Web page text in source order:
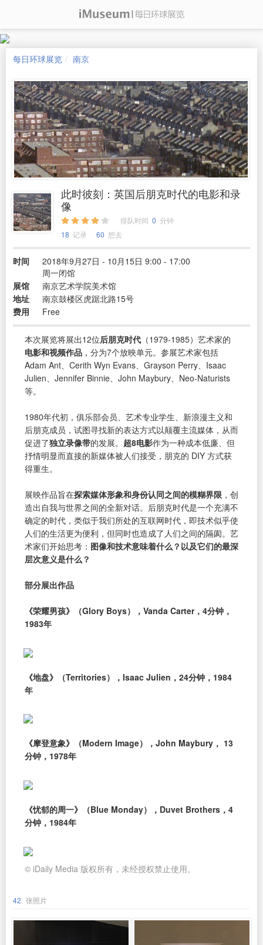
每日环球展览 南京
此时彼刻：英国后朋克时代的电影和录
像
排队时间 0 分钟
18 记录 60 想去
时间
2018年9月27日 - 10月15日 9:00 - 17:00
周一闭馆
展馆
南京艺术学院美术馆
地址
南京鼓楼区虎踞北路15号
费用
Free
本次展览将展出12位后朋克时代 （1979-1985）艺术家的
电影和视频作品 ，分为7个放映单元。参展艺术家包括
Adam Ant、Cerith Wyn Evans、Grayson Perry、Isaac
Julien、Jennifer Binnie、John Maybury、Neo-Naturists
等。
1980年代初，俱乐部会员、艺术专业学生、新浪漫主义和
后朋克成员，试图寻找新的表达方式以颠覆主流媒体，从而
促进了独立录像带的发展。 超8电影作为一种成本低廉、但
抒情明显而直接的新媒体被人们接受，朋克的 DIY 方式获
得重生。
展映作品旨在探索媒体形象和身份认同之间的模糊界限 ，创
造出自我与世界之间的全新对话。后朋克时代是一个充满不
确定的时代，类似于我们所处的互联网时代，即技术似乎使
人们的生活更为便利，但同时也造成了人们之间的隔阂。艺
术家们开始思考： 图像和技术意味着什么？以及它们的最深
层次意义是什么？
部分展出作品
《荣耀男孩》（Glory Boys），Vanda Carter，4分钟，
1983年
《地盘》（Territories），Isaac Julien，24分钟，1984
年
《摩登意象》（Modern Image），John Maybury， 13
分钟，1978年
《忧郁的周一》（Blue Monday），Duvet Brothers，4
分钟，1984年
© iDaily Media 版权所有，未经授权禁止使用。
42 张照片